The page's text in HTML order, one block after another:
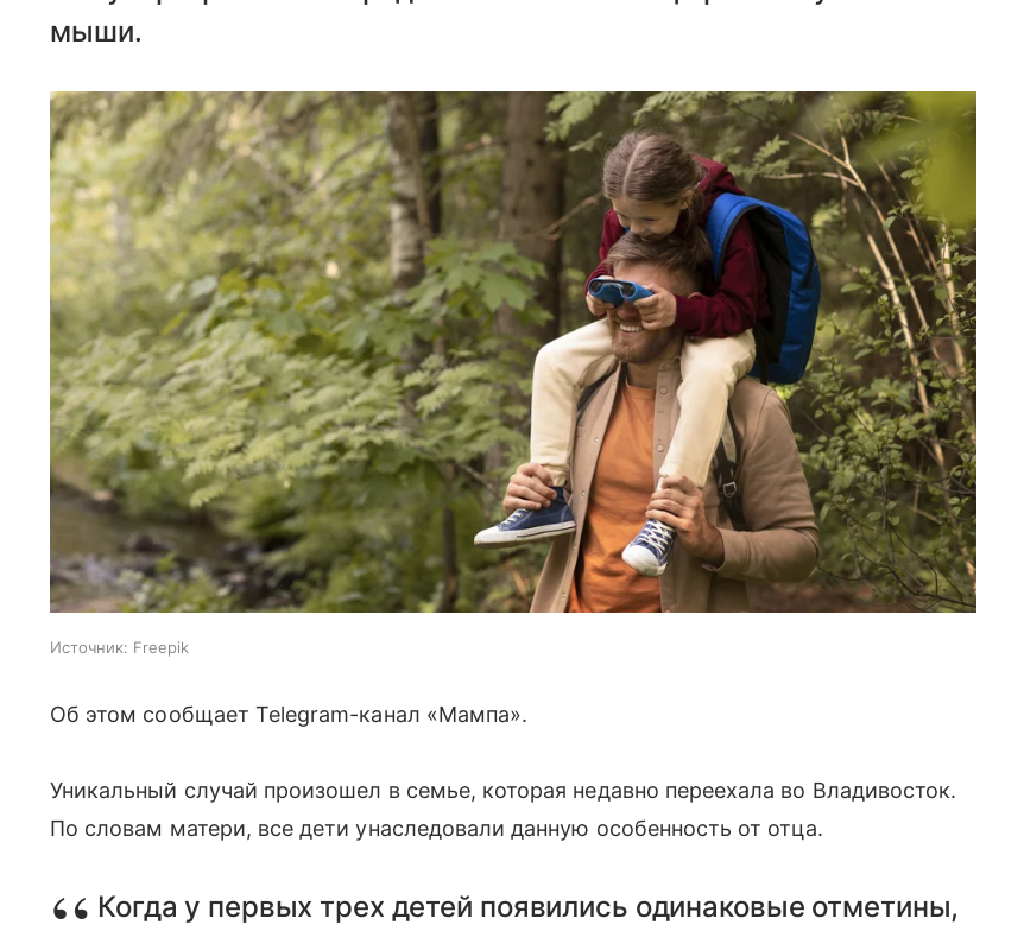
мыши.
Источник: Freepik
Об этом сообщает Telegram-канал «Мампа».
Уникальный случай произошел в семье, которая недавно переехала во Владивосток.
По словам матери, все дети унаследовали данную особенность от отца.
Когда у первых трех детей появились одинаковые отметины,